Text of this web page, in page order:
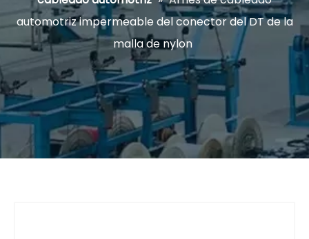
automotriz impermeable del conector del DT de la
malla de nylon